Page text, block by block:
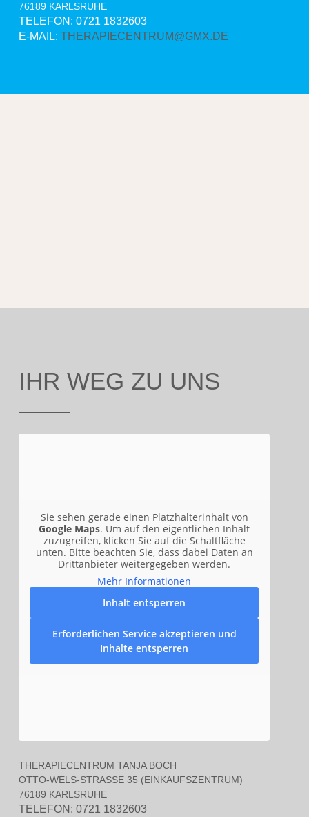
76189 KARLSRUHE
TELEFON: 0721 1832603
E-MAIL: THERAPIECENTRUM@GMX.DE
IHR WEG ZU UNS
Sie sehen gerade einen Platzhalterinhalt von
Google Maps. Um auf den eigentlichen Inhalt
zuzugreifen, klicken Sie auf die Schaltfläche
unten. Bitte beachten Sie, dass dabei Daten an
Drittanbieter weitergegeben werden.
Mehr Informationen
Inhalt entsperren
Erforderlichen Service akzeptieren und
Inhalte entsperren
THERAPIECENTRUM TANJA BOCH
OTTO-WELS-STRASSE 35 (EINKAUFSZENTRUM)
76189 KARLSRUHE
TELEFON: 0721 1832603